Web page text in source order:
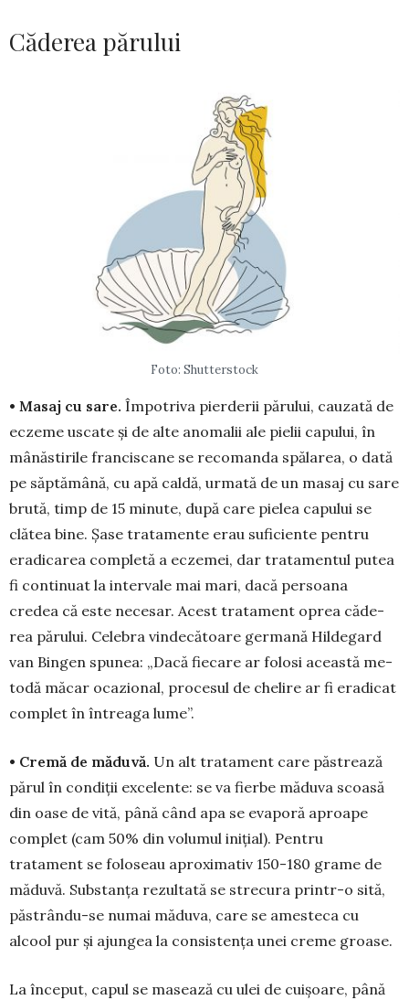
Căderea părului
Foto: Shutterstock
• Masaj cu sare. Împotriva pierderii părului, cau­zată de
eczeme uscate și de alte anomalii ale pielii ca­pului, în
mânăstirile franciscane se recomanda spă­la­rea, o dată
pe săptămână, cu apă caldă, ur­mată de un masaj cu sare
brută, timp de 15 minute, după care pielea capului se
clătea bine. Șase trata­mente erau sufici­en­te pentru
eradicarea com­ple­tă a eczemei, dar trata­mentul putea
fi continuat la intervale mai mari, dacă per­soana
credea că este ne­ce­sar. Acest trata­ment oprea că­de­
rea părului. Celebra vin­de­că­toare germană Hil­de­gard
van Bingen spunea: „Da­că fie­care ar folosi aceas­tă me­
todă măcar oca­zio­nal, pro­cesul de chelire ar fi era­di­cat
complet în în­treaga lume”.
• Cremă de măduvă. Un alt tratament care păs­trează
pă­rul în condiții excelente: se va fierbe măduva scoasă
din oase de vită, până când apa se evaporă aproa­­pe
complet (cam 50% din volumul inițial). Pen­tru
tratament se foloseau aproximativ 150-180 grame de
măduvă. Substanța rezultată se strecura printr-o sită,
păstrându-se numai măduva, care se ames­teca cu
alcool pur și ajungea la con­sis­tența unei cre­me groase.
La început, capul se masează cu ulei de cuișoare, până